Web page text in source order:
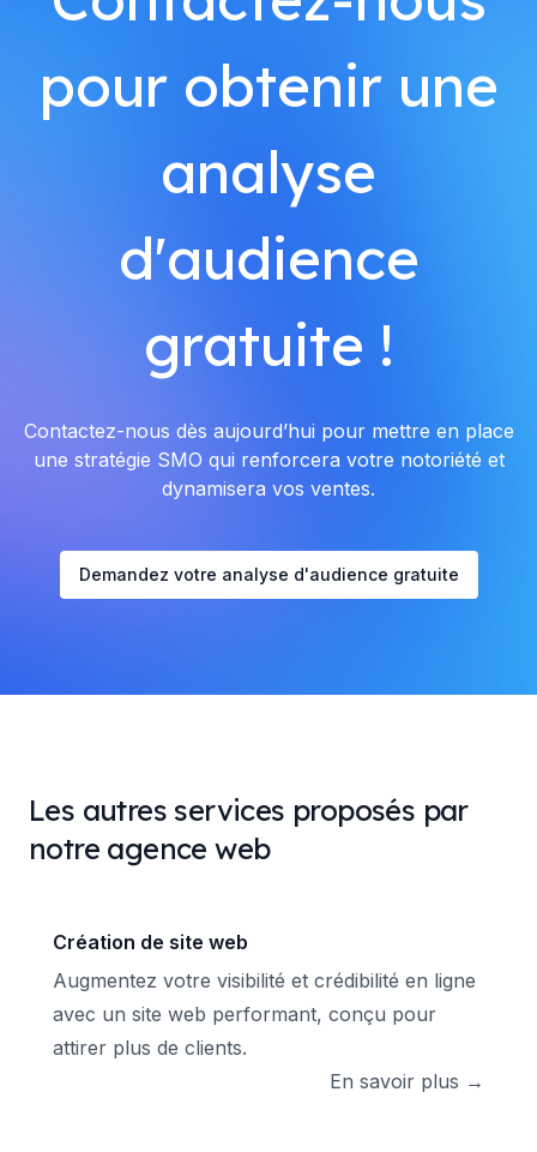
pour obtenir une
analyse
d'audience
gratuite !
Contactez-nous dès aujourd’hui pour mettre en place
une stratégie SMO qui renforcera votre notoriété et
dynamisera vos ventes.
Demandez votre analyse d'audience gratuite
Les autres services proposés par
notre agence web
Création de site web
Augmentez votre visibilité et crédibilité en ligne
avec un site web performant, conçu pour
attirer plus de clients.
En savoir plus →